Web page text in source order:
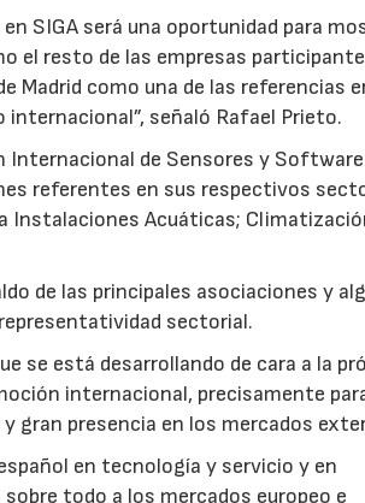
SIGA será una oportunidad para
el resto de las empresas
Madrid como una de las referencias
señaló Rafael Prieto.
Internacional de Sensores y
referentes en sus respectivos
Instalaciones Acuáticas;
de las principales asociaciones y
sectorial.
se está desarrollando de cara a la
internacional, precisamente
gran presencia en los mercados
en tecnología y servicio y en
todo a los mercados europeo e